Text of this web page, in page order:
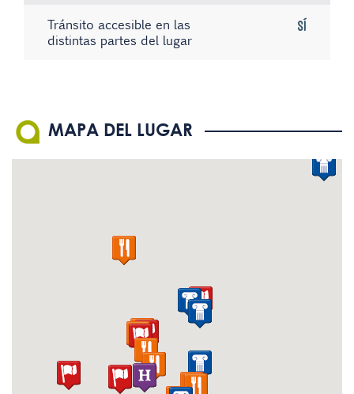
Tránsito accesible en las
distintas partes del lugar
Sí
El personal conoce la
Lengua de Signos Española
MAPA DEL LUGAR